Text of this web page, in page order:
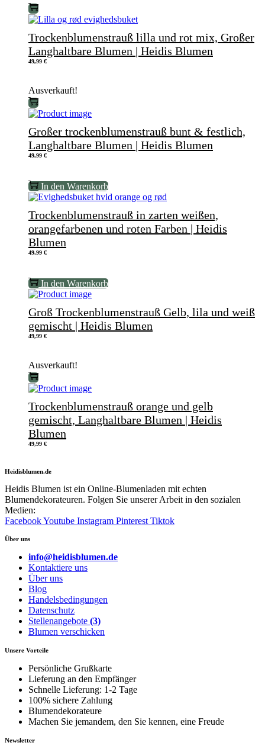
Trockenblumenstrauß lilla und rot mix, Großer
Langhaltbare Blumen | Heidis Blumen
49,99 €
Ausverkauft!
Großer trockenblumenstrauß bunt & festlich,
Langhaltbare Blumen | Heidis Blumen
49,99 €
In den Warenkorb
Trockenblumenstrauß in zarten weißen,
orangefarbenen und roten Farben | Heidis
Blumen
49,99 €
In den Warenkorb
Groß Trockenblumenstrauß Gelb, lila und weiß
gemischt | Heidis Blumen
49,99 €
Ausverkauft!
Trockenblumenstrauß orange und gelb
gemischt, Langhaltbare Blumen | Heidis
Blumen
49,99 €
Heidisblumen.de
Heidis Blumen ist ein Online-Blumenladen mit echten
Blumendekorateuren. Folgen Sie unserer Arbeit in den sozialen
Medien:
FacebookYoutube Instagram Pinterest Tiktok
Über uns
info@heidisblumen.de
Kontaktiere uns
Über uns
Blog
Handelsbedingungen
Datenschutz
Stellenangebote (3)
Blumen verschicken
Unsere Vorteile
Persönliche Grußkarte
Lieferung an den Empfänger
Schnelle Lieferung: 1-2 Tage
100% sichere Zahlung
Blumendekorateure
Machen Sie jemandem, den Sie kennen, eine Freude
Newsletter